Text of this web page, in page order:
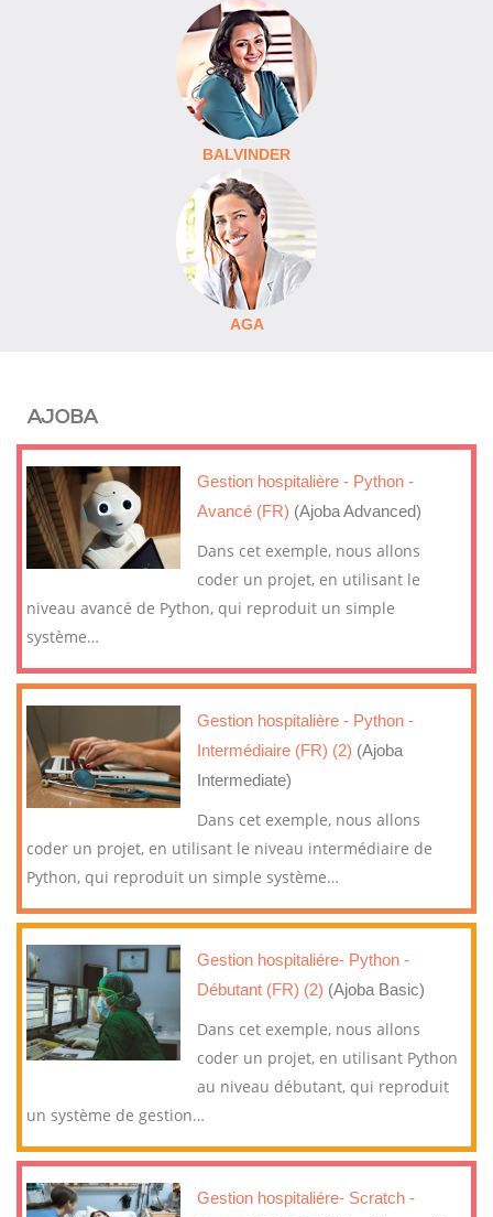
BALVINDER
AGA
AJOBA
Gestion hospitalière - Python -
Avancé (FR) (Ajoba Advanced)
Dans cet exemple, nous allons
coder un projet, en utilisant le
niveau avancé de Python, qui reproduit un simple
système…
Gestion hospitalière - Python -
Intermédiaire (FR) (2) (Ajoba
Intermediate)
Dans cet exemple, nous allons
coder un projet, en utilisant le niveau intermédiaire de
Python, qui reproduit un simple système…
Gestion hospitaliére- Python -
Débutant (FR) (2) (Ajoba Basic)
Dans cet exemple, nous allons
coder un projet, en utilisant Python
au niveau débutant, qui reproduit
un système de gestion…
Gestion hospitaliére- Scratch -